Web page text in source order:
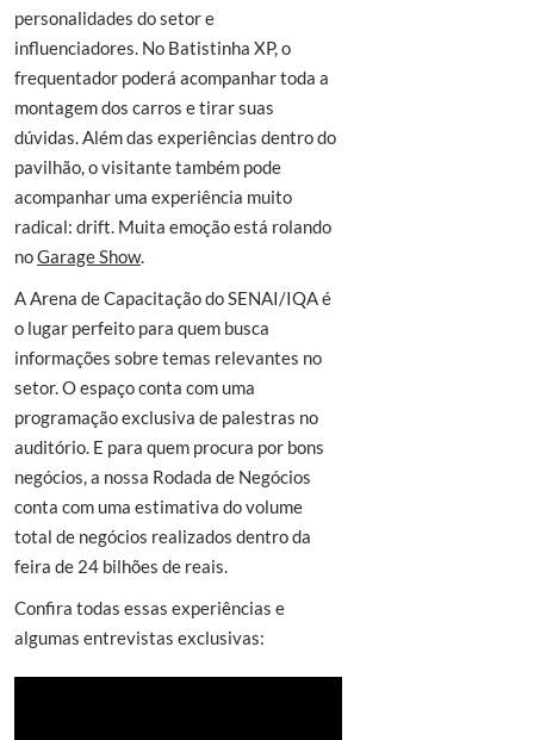
personalidades do setor e
influenciadores. No Batistinha XP, o
frequentador poderá acompanhar toda a
montagem dos carros e tirar suas
dúvidas. Além das experiências dentro do
pavilhão, o visitante também pode
acompanhar uma experiência muito
radical: drift. Muita emoção está rolando
noGarage Show.
A Arena de Capacitação do SENAI/IQA é
o lugar perfeito para quem busca
informações sobre temas relevantes no
setor. O espaço conta com uma
programação exclusiva de palestras no
auditório. E para quem procura por bons
negócios, a nossa Rodada de Negócios
conta com uma estimativa do volume
total de negócios realizados dentro da
feira de 24 bilhões de reais.
Confira todas essas experiências e
algumas entrevistas exclusivas: